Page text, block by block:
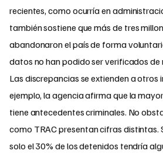
recientes, como ocurría en
también sostiene que más de tres
abandonaron el país de forma
datos no han podido ser verificados de
Las discrepancias se extienden a otros
ejemplo, la agencia afirma que la
tiene antecedentes criminales. No
como TRAC presentan cifras distintas.
solo el 30% de los detenidos tendría